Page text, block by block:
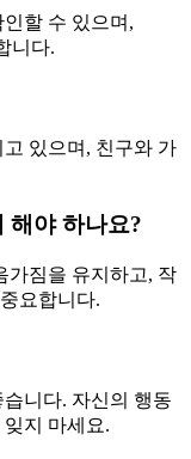
할 수 있으며,
니다.
있으며, 친구와 가
해야 하나요?
가짐을 유지하고, 작
요합니다.
니다. 자신의 행동
지 마세요.